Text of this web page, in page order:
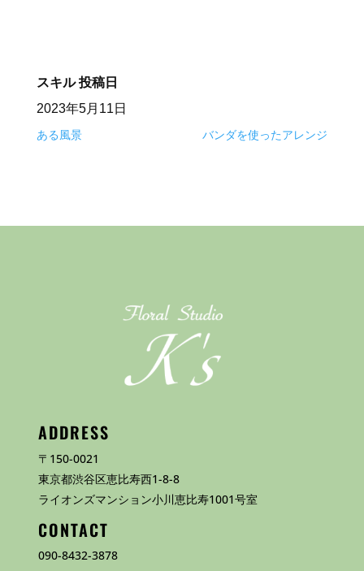
スキル 投稿日
2023年5月11日
ある風景 バンダを使ったアレンジ
ADDRESS
〒150-0021
東京都渋谷区恵比寿西1-8-8
ライオンズマンション小川恵比寿1001号室
CONTACT
090-8432-3878